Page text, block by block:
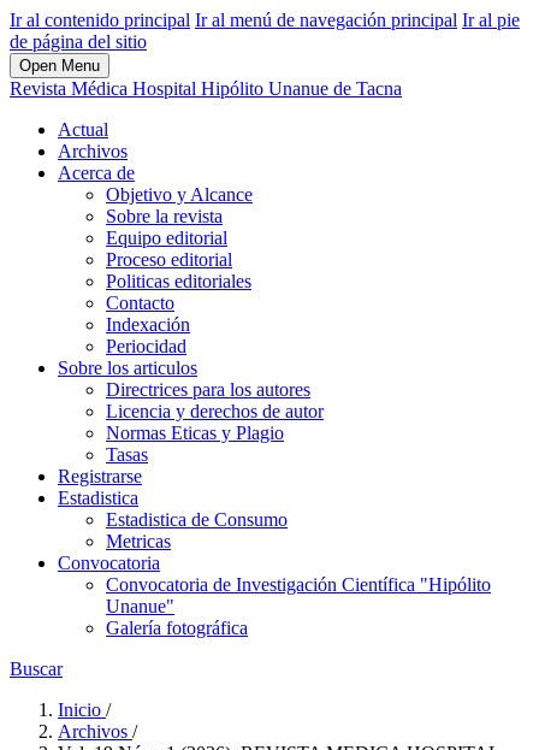
Ir al contenido principal Ir al menú de navegación principal Ir al pie
de página del sitio
Open Menu
Revista Médica Hospital Hipólito Unanue de Tacna
Actual
Archivos
Acerca de
Objetivo y Alcance
Sobre la revista
Equipo editorial
Proceso editorial
Politicas editoriales
Contacto
Indexación
Periocidad
Sobre los articulos
Directrices para los autores
Licencia y derechos de autor
Normas Eticas y Plagio
Tasas
Registrarse
Estadistica
Estadistica de Consumo
Metricas
Convocatoria
Convocatoria de Investigación Científica "Hipólito
Unanue"
Galería fotográfica
Buscar
Inicio /
Archivos /